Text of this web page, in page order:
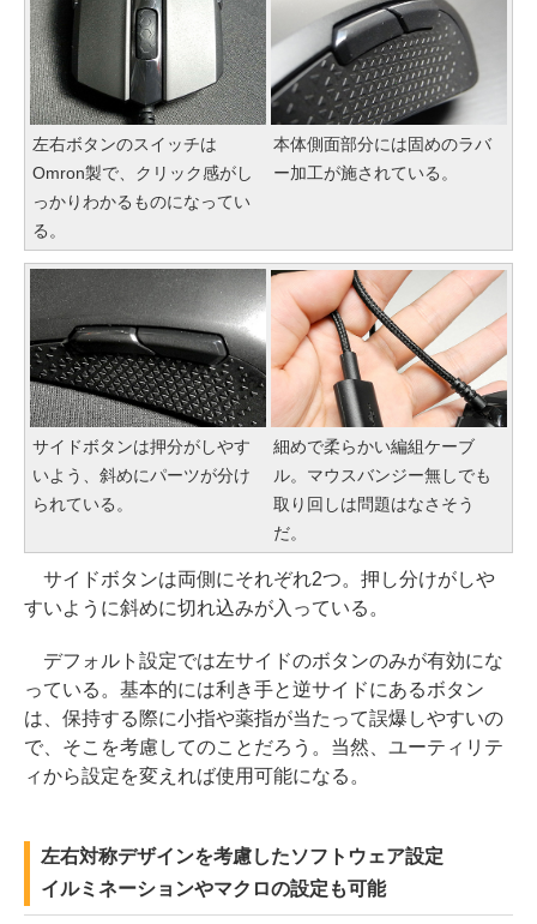
左右ボタンのスイッチは
Omron製で、クリック感がし
っかりわかるものになってい
る。
本体側面部分には固めのラバ
ー加工が施されている。
サイドボタンは押分がしやす
いよう、斜めにパーツが分け
られている。
細めで柔らかい編組ケーブ
ル。マウスバンジー無しでも
取り回しは問題はなさそう
だ。
サイドボタンは両側にそれぞれ2つ。押し分けがしや
すいように斜めに切れ込みが入っている。
デフォルト設定では左サイドのボタンのみが有効にな
っている。基本的には利き手と逆サイドにあるボタン
は、保持する際に小指や薬指が当たって誤爆しやすいの
で、そこを考慮してのことだろう。当然、ユーティリテ
ィから設定を変えれば使用可能になる。
左右対称デザインを考慮したソフトウェア設定
イルミネーションやマクロの設定も可能